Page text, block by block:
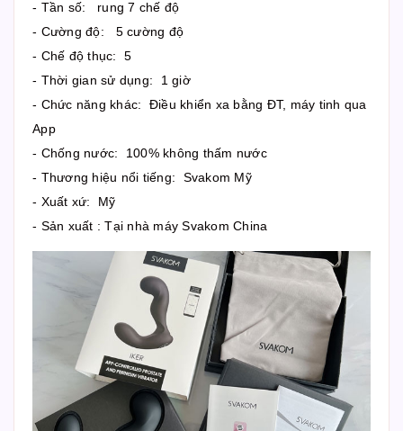
- Tần số: rung 7 chế độ
- Cường độ: 5 cường độ
- Chế độ thục: 5
- Thời gian sử dụng: 1 giờ
- Chức năng khác: Điều khiển xa bằng ĐT, máy tinh qua
App
- Chống nước: 100% không thấm nước
- Thương hiệu nổi tiếng: Svakom Mỹ
- Xuất xứ: Mỹ
- Sản xuất : Tại nhà máy Svakom China